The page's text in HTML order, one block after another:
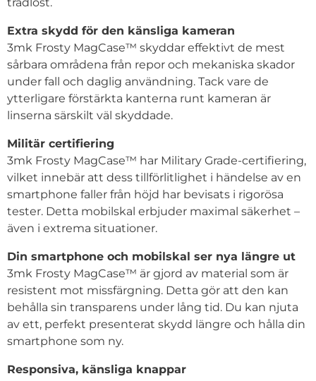
Extra skydd för den känsliga kameran
3mk Frosty MagCase™ skyddar effektivt de mest
sårbara områdena från repor och mekaniska skador
under fall och daglig användning. Tack vare de
ytterligare förstärkta kanterna runt kameran är
linserna särskilt väl skyddade.
Militär certifiering
3mk Frosty MagCase™ har Military Grade-certifiering,
vilket innebär att dess tillförlitlighet i händelse av en
smartphone faller från höjd har bevisats i rigorösa
tester. Detta mobilskal erbjuder maximal säkerhet –
även i extrema situationer.
Din smartphone och mobilskal ser nya längre ut
3mk Frosty MagCase™ är gjord av material som är
resistent mot missfärgning. Detta gör att den kan
behålla sin transparens under lång tid. Du kan njuta
av ett, perfekt presenterat skydd längre och hålla din
smartphone som ny.
Responsiva, känsliga knappar